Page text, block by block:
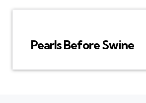
Pearls Before Swine